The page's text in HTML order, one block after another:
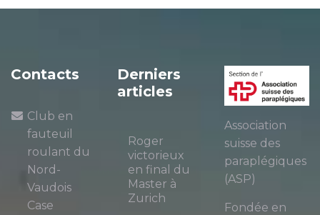
Contacts
Club en
fauteuil
roulant du
Nord-
Vaudois
Case
Derniers
articles
Roger
victorieux
en final du
Master à
Zurich
Association
suisse des
paraplégiques
(ASP)
Fondée en